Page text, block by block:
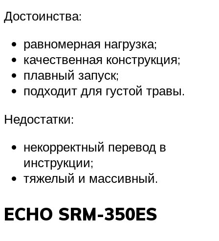
Достоинства:
равномерная нагрузка;
качественная конструкция;
плавный запуск;
подходит для густой травы.
Недостатки:
некорректный перевод в
инструкции;
тяжелый и массивный.
ECHO SRM-350ES